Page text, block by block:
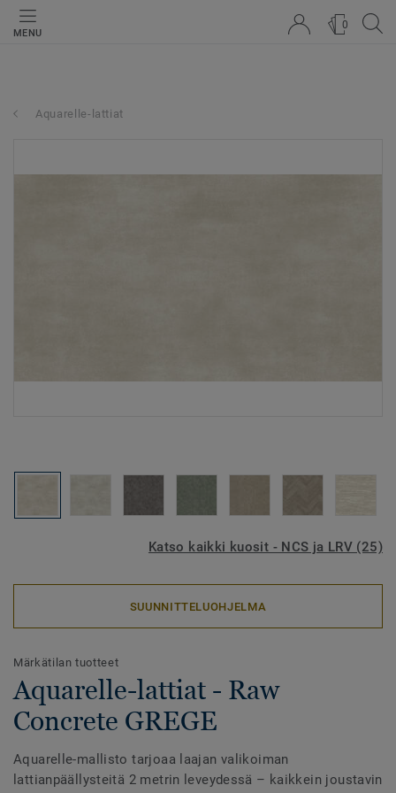
MENU
0
Aquarelle-lattiat
Katso kaikki kuosit - NCS ja LRV (25)
SUUNNITTELUOHJELMA
Märkätilan tuotteet
Aquarelle-lattiat - Raw
Concrete GREGE
Aquarelle-mallisto tarjoaa laajan valikoiman
lattianpäällysteitä 2 metrin leveydessä – kaikkein joustavin